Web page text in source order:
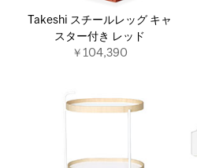
Takeshi スチールレッグ キャ
スター付き レッド
￥104,390